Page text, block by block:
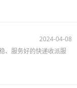
2024-04-08
、服务好的快递收派服